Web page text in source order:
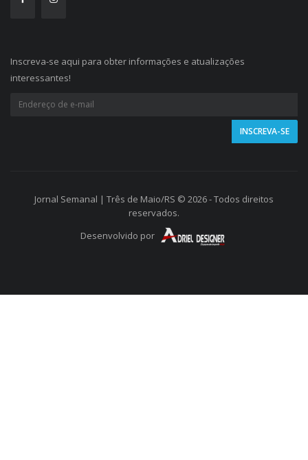
Inscreva-se aqui para obter informações e atualizações
interessantes!
Jornal Semanal | Três de Maio/RS © 2026 - Todos direitos
reservados.
Desenvolvido por